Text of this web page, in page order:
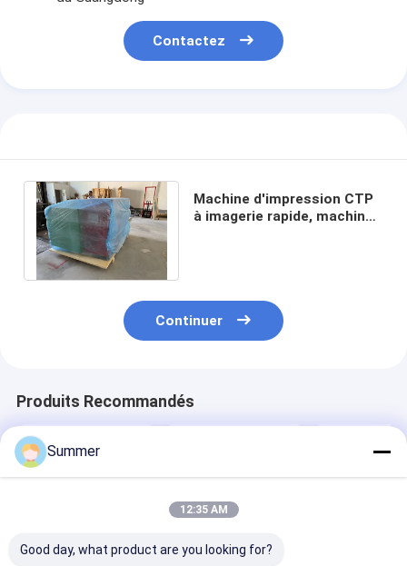
Contactez
Machine d'impression CTP
à imagerie rapide, machine
Continuer
Produits Recommandés
Summer
12:35 AM
Good day, what product are you looking for?